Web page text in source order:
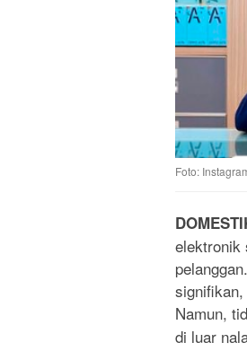
Foto:
elektronik
Namun,
di luar